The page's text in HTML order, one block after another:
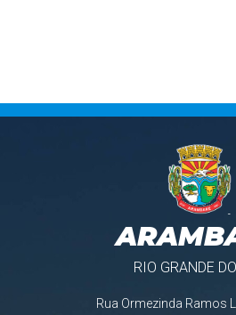
RIO GRANDE
Rua Ormezinda Ramos